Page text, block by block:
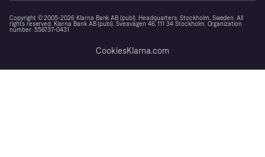
Copyright © 2005-2026 Klarna Bank AB (publ). Headquarters: Stockholm, Sweden. All
rights reserved. Klarna Bank AB (publ). Sveavägen 46, 111 34 Stockholm. Organization
number: 556737-0431
CookiesKlarna.com